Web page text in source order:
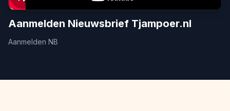
Aanmelden Nieuwsbrief Tjampoer.nl
Aanmelden NB